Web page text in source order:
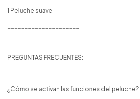
1 Peluche suave
PREGUNTAS FRECUENTES:
¿Cómo se activan las funciones del peluche?